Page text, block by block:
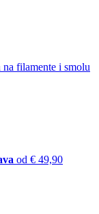
na filamente i smolu
od € 49,90